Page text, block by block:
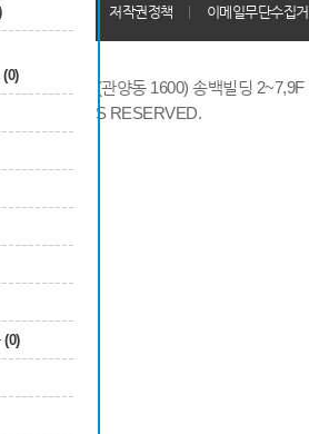
(0)
(0)
회원가입약관 저작권정책 이메일무단수집
시민대로 286 (관양동 1600) 송백빌딩
ALL RIGHTS RESERVED.